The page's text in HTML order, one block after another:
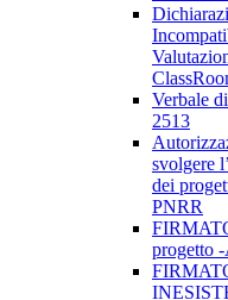
Verbale
2513
svolgere
dei
PNRR
progetto